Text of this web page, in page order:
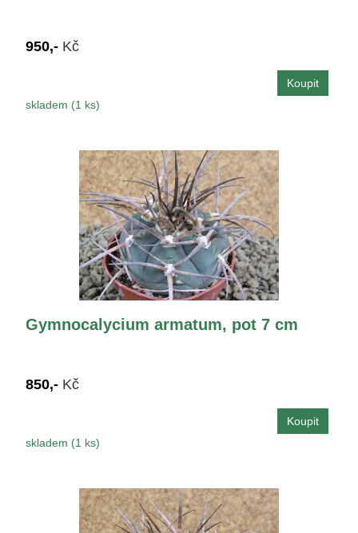
950,- Kč
skladem (1 ks)
Gymnocalycium armatum, pot 7 cm
850,- Kč
skladem (1 ks)